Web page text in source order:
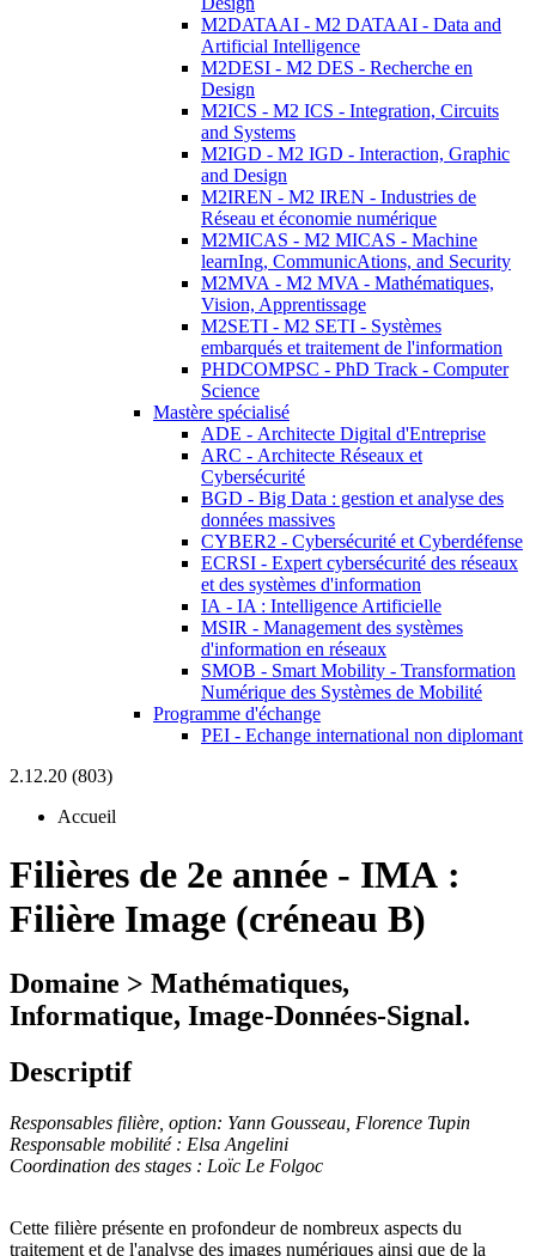
M2DATAAI - M2 DATAAI - Data and
Artificial Intelligence
M2DESI - M2 DES - Recherche en
Design
M2ICS - M2 ICS - Integration, Circuits
and Systems
M2IGD - M2 IGD - Interaction, Graphic
and Design
M2IREN - M2 IREN - Industries de
Réseau et économie numérique
M2MICAS - M2 MICAS - Machine
learnIng, CommunicAtions, and Security
M2MVA - M2 MVA - Mathématiques,
Vision, Apprentissage
M2SETI - M2 SETI - Systèmes
embarqués et traitement de l'information
PHDCOMPSC - PhD Track - Computer
Science
Mastère spécialisé
ADE - Architecte Digital d'Entreprise
ARC - Architecte Réseaux et
Cybersécurité
BGD - Big Data : gestion et analyse des
données massives
CYBER2 - Cybersécurité et Cyberdéfense
ECRSI - Expert cybersécurité des réseaux
et des systèmes d'information
IA - IA : Intelligence Artificielle
MSIR - Management des systèmes
d'information en réseaux
SMOB - Smart Mobility - Transformation
Numérique des Systèmes de Mobilité
Programme d'échange
PEI - Echange international non diplomant
2.12.20 (803)
Accueil
Filières de 2e année - IMA :
Filière Image (créneau B)
Domaine > Mathématiques,
Informatique, Image-Données-Signal.
Descriptif
Responsables filière, option: Yann Gousseau, Florence Tupin
Responsable mobilité : Elsa Angelini
Coordination des stages : Loïc Le Folgoc
Cette filière présente en profondeur de nombreux aspects du
traitement et de l'analyse des images numériques ainsi que de la